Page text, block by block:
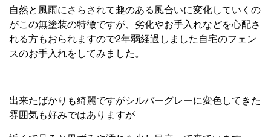
自然と風雨にさらされて趣のある風合いに変化していくの
がこの無塗装の特徴ですが、劣化やお手入れなどを心配さ
れる方もおられますので2年弱経過しました自宅のフェン
スのお手入れをしてみました。
出来たばかりも綺麗ですがシルバーグレーに変色してきた
雰囲気も好みではありますが